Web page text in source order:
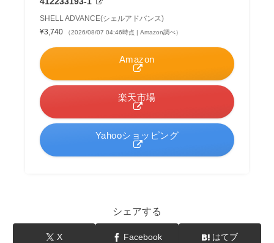
SHELL ADVANCE(シェルアドバンス)
¥3,740
（2026/08/07 04:46時点 | Amazon調べ）
Amazon
楽天市場
Yahooショッピング
シェアする
X Facebook はてブ